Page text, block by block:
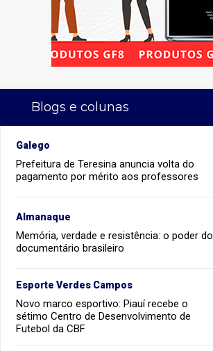
Blogs e colunas
Galego
Prefeitura de Teresina anuncia volta do
pagamento por mérito aos professores
Almanaque
Memória, verdade e resistência: o poder do
documentário brasileiro
Esporte Verdes Campos
Novo marco esportivo: Piauí recebe o
sétimo Centro de Desenvolvimento de
Futebol da CBF